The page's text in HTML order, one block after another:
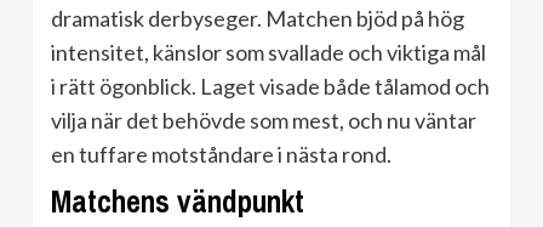
dramatisk derbyseger. Matchen bjöd på hög
intensitet, känslor som svallade och viktiga mål
i rätt ögonblick. Laget visade både tålamod och
vilja när det behövde som mest, och nu väntar
en tuffare motståndare i nästa rond.
Matchens vändpunkt